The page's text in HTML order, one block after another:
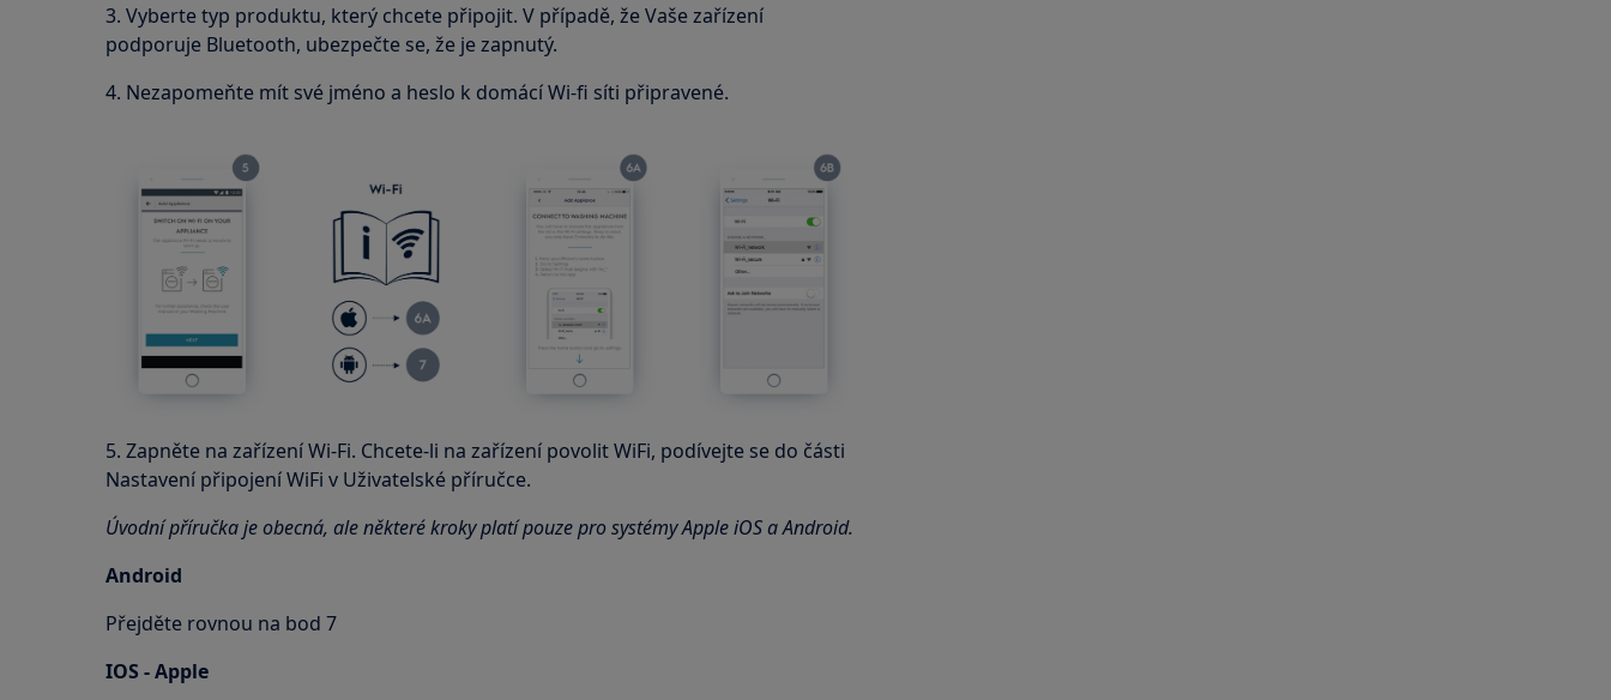
3. Vyberte typ produktu, který chcete připojit. V případě, že Vaše zařízení
podporuje Bluetooth, ubezpečte se, že je zapnutý.
4. Nezapomeňte mít své jméno a heslo k domácí Wi-fi síti připravené.
5. Zapněte na zařízení Wi-Fi. Chcete-li na zařízení povolit WiFi, podívejte se do části
Nastavení připojení WiFi v Uživatelské příručce.
Úvodní příručka je obecná, ale některé kroky platí pouze pro systémy Apple iOS a Android.
Android
Přejděte rovnou na bod 7
IOS - Apple